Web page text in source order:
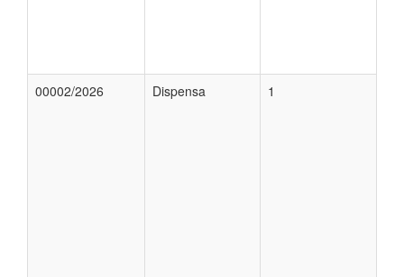
00002/2026 Dispensa 1